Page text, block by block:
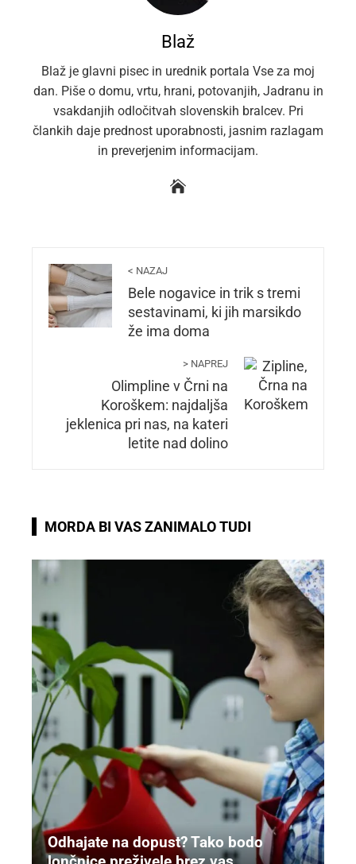
Blaž
Blaž je glavni pisec in urednik portala Vse za moj
dan. Piše o domu, vrtu, hrani, potovanjih, Jadranu in
vsakdanjih odločitvah slovenskih bralcev. Pri
člankih daje prednost uporabnosti, jasnim razlagam
in preverjenim informacijam.
< NAZAJ
Bele nogavice in trik s tremi
sestavinami, ki jih marsikdo
že ima doma
> NAPREJ
Olimpline v Črni na
Koroškem: najdaljša
jeklenica pri nas, na kateri
letite nad dolino
MORDA BI VAS ZANIMALO TUDI
Odhajate na dopust? Tako bodo